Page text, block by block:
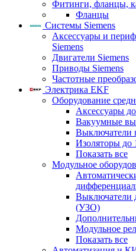
Фитинги, фланцы,
Фланцы
Системы Siemens
Аксессуары и
Siemens
Двигатели Siemens
Приводы Siemens
Частотные
Электрика EKF
Оборудование
Аксессуары
Вакуумные
Выключатели
Изоляторы до
Показать все
Модульное
Выключатели
(УЗО)
Модульное
Показать все